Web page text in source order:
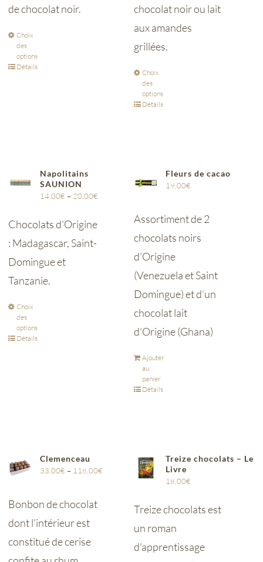
de chocolat noir.
Choix
des
options
Détails
chocolat noir ou lait
aux amandes
grillées.
Choix
des
options
Détails
Napolitains
SAUNION
14,00€ – 20,00€
Chocolats d'Origine
: Madagascar, Saint-
Domingue et
Tanzanie.
Choix
des
options
Détails
Fleurs de cacao
19,00€
Assortiment de 2
chocolats noirs
d’Origine
(Venezuela et Saint
Domingue) et d’un
chocolat lait
d’Origine (Ghana)
Ajouter
au
panier
Détails
Clemenceau
33,00€ – 118,00€
Bonbon de chocolat
dont l’intérieur est
constitué de cerise
Treize chocolats – Le
Livre
18,00€
Treize chocolats est
un roman
d'apprentissage